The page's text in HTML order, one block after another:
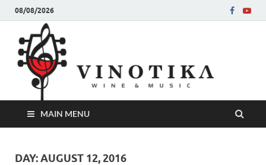
08/08/2026
MAIN MENU
DAY:AUGUST 12, 2016